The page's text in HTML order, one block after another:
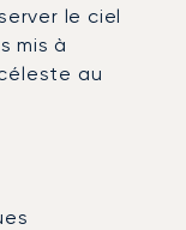
le ciel
mis à
au